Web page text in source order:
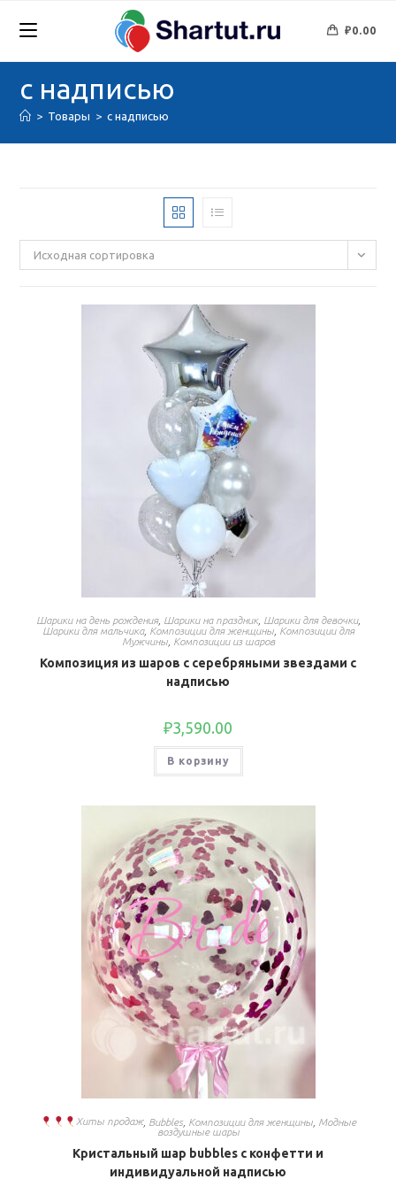
₽0.00
с надписью
> Товары > с надписью
Исходная сортировка
Шарики на день рождения, Шарики на праздник, Шарики для девочки,
Шарики для мальчика, Композиции для женщины, Композиции для
Мужчины, Композиции из шаров
Композиция из шаров с серебряными звездами с
надписью
₽3,590.00
В корзину
Хиты продаж, Bubbles, Композиции для женщины, Модные
воздушные шары
Кристальный шар bubbles с конфетти и
индивидуальной надписью